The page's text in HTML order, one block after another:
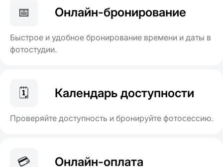
📅 Онлайн-бронирование
Быстрое и удобное бронирование времени и даты в
фотостудии.
🗓 Календарь доступности
Проверяйте доступность и бронируйте фотосессию.
💳 Онлайн-оплата